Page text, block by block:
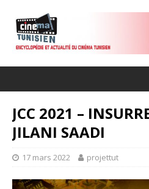
JCC 2021 –
JILANI SAADI
17 mars 2022 projettut